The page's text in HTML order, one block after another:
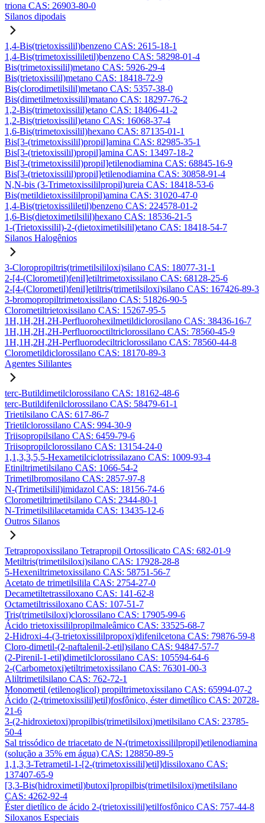
triona CAS: 26903-80-0
Silanos dipodais
1,4-Bis(trietoxissilil)benzeno CAS: 2615-18-1
1,4-Bis(trimetoxissililetil)benzeno CAS: 58298-01-4
Bis(trimetoxissilil)metano CAS: 5926-29-4
Bis(trietoxissilil)metano CAS: 18418-72-9
Bis(clorodimetilsilil)metano CAS: 5357-38-0
Bis(dimetilmetoxissilil)matano CAS: 18297-76-2
1,2-Bis(trimetoxissilil)etano CAS: 18406-41-2
1,2-Bis(trietoxissilil)etano CAS: 16068-37-4
1,6-Bis(trimetoxissilil)hexano CAS: 87135-01-1
Bis[3-(trimetoxissilil)propil]amina CAS: 82985-35-1
Bis[3-(trietoxissilil)propil]amina CAS: 13497-18-2
Bis[3-(trimetoxissilil)propil]etilenodiamina CAS: 68845-16-9
Bis[3-(trietoxissilil)propil]etilenodiamina CAS: 30858-91-4
N,N-bis (3-Trimetoxissililpropil)ureia CAS: 18418-53-6
Bis(metildietoxissililpropil)amina CAS: 31020-47-0
1,4-Bis(trietoxissililetil)benzeno CAS: 224578-01-2
1,6-Bis(dietoximetilsilil)hexano CAS: 18536-21-5
1-(Trietoxissilil)-2-(dietoximetilsilil)etano CAS: 18418-54-7
Silanos Halogênios
3-Cloropropiltris(trimetilsililoxi)silano CAS: 18077-31-1
2-[4-(Clorometil)fenil]etiltrimetoxissilano CAS: 68128-25-6
2-[4-(Clorometil)fenil]etiltris(trimetilsiloxi)silano CAS: 167426-89-3
3-bromopropiltrimetoxissilano CAS: 51826-90-5
Clorometiltrietoxissilano CAS: 15267-95-5
1H,1H,2H,2H-Perfluorohexilmetildiclorosilano CAS: 38436-16-7
1H,1H,2H,2H-Perfluorooctiltriclorossilano CAS: 78560-45-9
1H,1H,2H,2H-Perfluorodeciltriclorossilano CAS: 78560-44-8
Clorometildiclorossilano CAS: 18170-89-3
Agentes Sililantes
terc-Butildimetilclorossilano CAS: 18162-48-6
terc-Butildifenilclorossilano CAS: 58479-61-1
Trietilsilano CAS: 617-86-7
Trietilclorossilano CAS: 994-30-9
Triisopropilsilano CAS: 6459-79-6
Triisopropilclorossilano CAS: 13154-24-0
1,1,3,3,5,5-Hexametilciclotrissilazano CAS: 1009-93-4
Etiniltrimetilsilano CAS: 1066-54-2
Trimetilbromosilano CAS: 2857-97-8
N-(Trimetilsilil)imidazol CAS: 18156-74-6
Clorometiltrimetilsilano CAS: 2344-80-1
N-Trimetilsililacetamida CAS: 13435-12-6
Outros Silanos
Tetrapropoxissilano Tetrapropil Ortossilicato CAS: 682-01-9
Metiltris(trimetilsiloxi)silano CAS: 17928-28-8
5-Hexeniltrimetoxissilano CAS: 58751-56-7
Acetato de trimetilsilila CAS: 2754-27-0
Decametiltetrassiloxano CAS: 141-62-8
Octametiltrissiloxano CAS: 107-51-7
Tris(trimetilsiloxi)clorossilano CAS: 17905-99-6
Ácido trietoxissililpropilmaleâmico CAS: 33525-68-7
2-Hidroxi-4-(3-trietoxissililpropoxi)difenilcetona CAS: 79876-59-8
Cloro-dimetil-(2-naftalenil-2-etil)silano CAS: 94847-57-7
(2-Pirenil-1-etil)dimetilclorossilano CAS: 105594-64-6
2-(Carbometoxi)etiltrimetoxissilano CAS: 76301-00-3
Aliltrimetilsilano CAS: 762-72-1
Monometil (etilenoglicol) propiltrimetoxissilano CAS: 65994-07-2
Ácido (2-(trimetoxissilil)etil)fosfônico, éster dimetílico CAS: 20728-
21-6
3-(2-hidroxietoxi)propilbis(trimetilsiloxi)metilsilano CAS: 23785-
50-4
Sal trissódico de triacetato de N-(trimetoxissililpropil)etilenodiamina
(solução a 35% em água) CAS: 128850-89-5
1,1,3,3-Tetrametil-1-[2-(trimetoxissilil)etil]dissiloxano CAS:
137407-65-9
[3,3-Bis(hidroximetil)butoxi]propilbis(trimetilsiloxi)metilsilano
CAS: 4262-92-4
Éster dietílico de ácido 2-(trietoxissilil)etilfosfônico CAS: 757-44-8
Siloxanos Especiais